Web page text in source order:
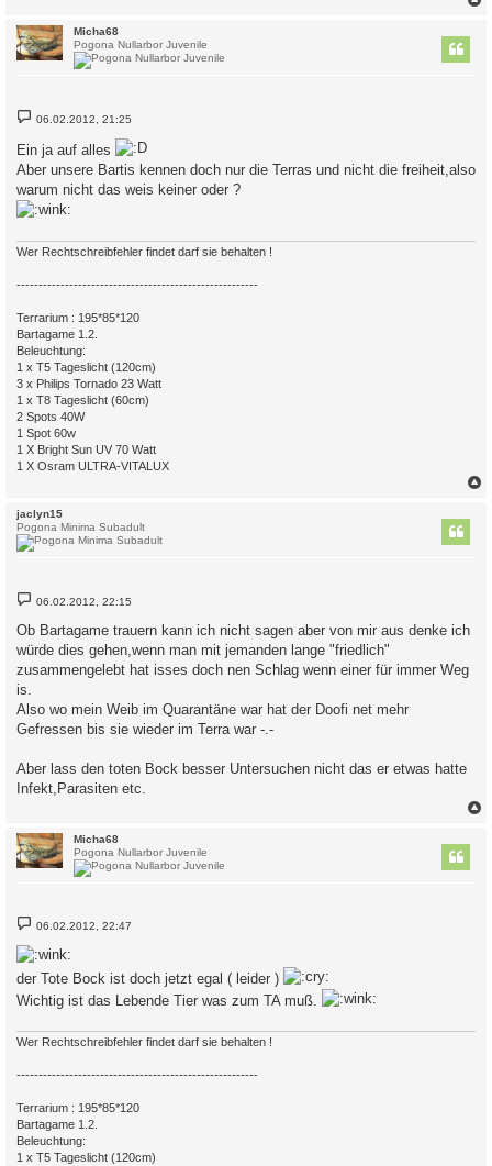
Micha68
Pogona Nullarbor Juvenile
B
e
t
r
g
06.02.2012, 21:25
Ein ja auf alles
Aber unsere Bartis kennen doch nur die Terras und nicht die freiheit,also
warum nicht das weis keiner oder ?
Wer Rechtschreibfehler findet darf sie behalten !
-------------------------------------------------------
Terrarium : 195*85*120
Bartagame 1.2.
Beleuchtung:
1 x T5 Tageslicht (120cm)
3 x Philips Tornado 23 Watt
1 x T8 Tageslicht (60cm)
2 Spots 40W
1 Spot 60w
1 X Bright Sun UV 70 Watt
1 X Osram ULTRA-VITALUX
jaclyn15
Pogona Minima Subadult
B
e
t
r
g
06.02.2012, 22:15
Ob Bartagame trauern kann ich nicht sagen aber von mir aus denke ich
würde dies gehen,wenn man mit jemanden lange "friedlich"
zusammengelebt hat isses doch nen Schlag wenn einer für immer Weg
is.
Also wo mein Weib im Quarantäne war hat der Doofi net mehr
Gefressen bis sie wieder im Terra war -.-
Aber lass den toten Bock besser Untersuchen nicht das er etwas hatte
Infekt,Parasiten etc.
Micha68
Pogona Nullarbor Juvenile
B
e
i
t
r
a
g
06.02.2012, 22:47
der Tote Bock ist doch jetzt egal ( leider )
Wichtig ist das Lebende Tier was zum TA muß.
Wer Rechtschreibfehler findet darf sie behalten !
-------------------------------------------------------
Terrarium : 195*85*120
Bartagame 1.2.
Beleuchtung:
1 x T5 Tageslicht (120cm)